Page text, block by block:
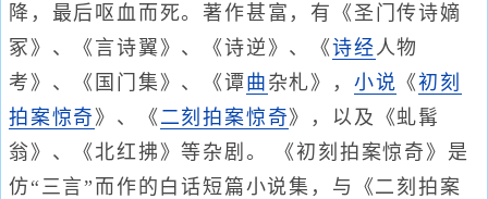
降，最后呕血而死。著作甚富，有《圣门传诗嫡
冢》、《言诗翼》、《诗逆》、《诗经人物
考》、《国门集》、《谭曲 杂札》， 小说 《初刻
拍案惊奇 》、《 二刻拍案惊奇》，以及《虬髯
翁》、《北红拂》等杂剧。 《初刻拍案惊奇》是
仿“三言”而作的白话短篇小说集，与《二刻拍案